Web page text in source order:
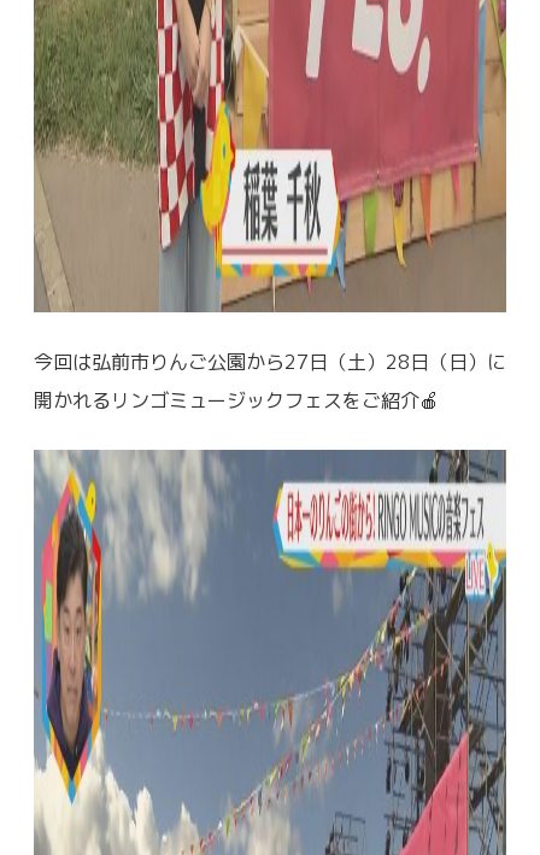
今回は弘前市りんご公園から27日（土）28日（日）に
開かれるリンゴミュージックフェスをご紹介🍎